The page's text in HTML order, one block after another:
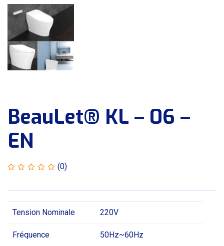
BeauLet® KL – 06 –
EN
(0)
Tension Nominale 220V
Fréquence 50Hz~60Hz